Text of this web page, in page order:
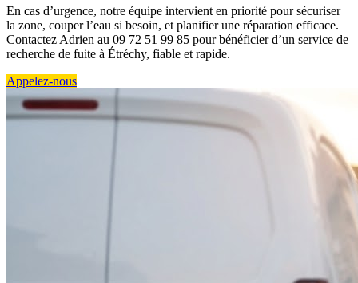
En cas d’urgence, notre équipe intervient en priorité pour sécuriser
la zone, couper l’eau si besoin, et planifier une réparation efficace.
Contactez Adrien au 09 72 51 99 85 pour bénéficier d’un service de
recherche de fuite à Étréchy, fiable et rapide.
Appelez-nous